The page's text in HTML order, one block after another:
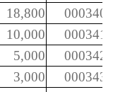
18,800
000340
10,000
000341
5,000
000342
3,000
000343